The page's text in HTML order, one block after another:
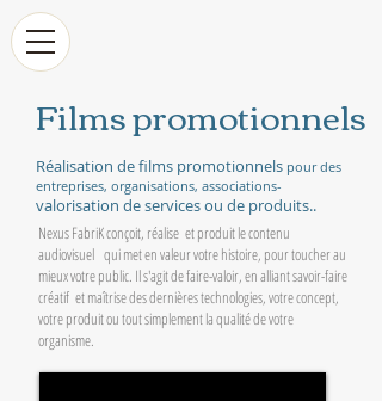
Films promotionnels
Nexus FabriK conçoit, réalise et produit le contenu
audiovisuel qui met en valeur votre histoire, pour toucher au
mieux votre public. Il s'agit de faire-valoir, en alliant savoir-faire
créatif et maîtrise des dernières technologies, votre concept,
votre produit ou tout simplement la qualité de votre
organisme.
Réalisation de films promotionnels pour des
entreprises, organisations, associations-
valorisation de services ou de produits..